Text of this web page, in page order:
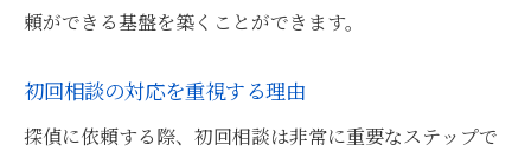
頼ができる基盤を築くことができます。
初回相談の対応を重視する理由
探偵に依頼する際、初回相談は非常に重要なステップで